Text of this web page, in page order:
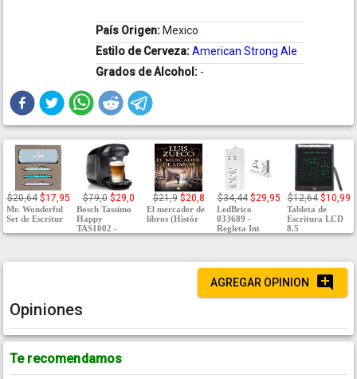
País Origen: Mexico
Estilo de Cerveza:American Strong Ale
Grados de Alcohol: -
$20,64 $17,95
Mr. Wonderful
Set de Escritur
$79,0 $29,0
Bosch Tassimo
Happy
TAS1002 -
$21,9 $20,8
El mercader de
libros (Histór
$34,44 $29,95
LedBrico
033689 -
Regleta Int
$12,64 $10,99
Tableta de
Escritura LCD
8.5
AGREGAR OPINION
Opiniones
Te recomendamos